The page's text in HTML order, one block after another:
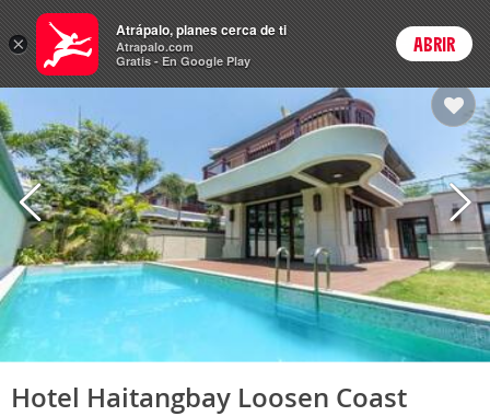
Hoteles Login
Hotel Haitangbay Loosen Coast
×
Atrápalo, planes cerca de ti
Atrapalo.com
Gratis - En Google Play
ABRIR